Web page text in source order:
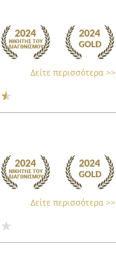
Δείτε περισσότερα >>
Δείτε περισσότερα >>